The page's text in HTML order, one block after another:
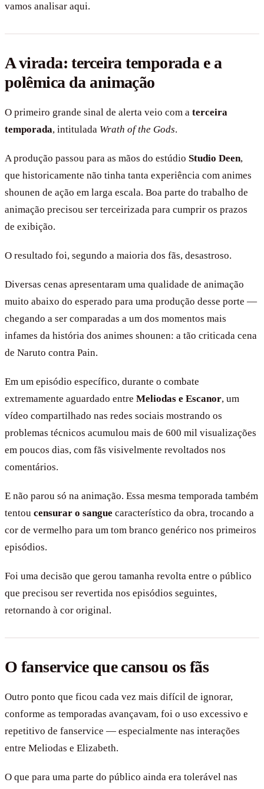
vamos analisar aqui.
A virada: terceira temporada e a
polêmica da animação
O primeiro grande sinal de alerta veio com a terceira
temporada, intitulada Wrath of the Gods.
A produção passou para as mãos do estúdio Studio Deen,
que historicamente não tinha tanta experiência com animes
shounen de ação em larga escala. Boa parte do trabalho de
animação precisou ser terceirizada para cumprir os prazos
de exibição.
O resultado foi, segundo a maioria dos fãs, desastroso.
Diversas cenas apresentaram uma qualidade de animação
muito abaixo do esperado para uma produção desse porte —
chegando a ser comparadas a um dos momentos mais
infames da história dos animes shounen: a tão criticada cena
de Naruto contra Pain.
Em um episódio específico, durante o combate
extremamente aguardado entre Meliodas e Escanor, um
vídeo compartilhado nas redes sociais mostrando os
problemas técnicos acumulou mais de 600 mil visualizações
em poucos dias, com fãs visivelmente revoltados nos
comentários.
E não parou só na animação. Essa mesma temporada também
tentou censurar o sangue característico da obra, trocando a
cor de vermelho para um tom branco genérico nos primeiros
episódios.
Foi uma decisão que gerou tamanha revolta entre o público
que precisou ser revertida nos episódios seguintes,
retornando à cor original.
O fanservice que cansou os fãs
Outro ponto que ficou cada vez mais difícil de ignorar,
conforme as temporadas avançavam, foi o uso excessivo e
repetitivo de fanservice — especialmente nas interações
entre Meliodas e Elizabeth.
O que para uma parte do público ainda era tolerável nas